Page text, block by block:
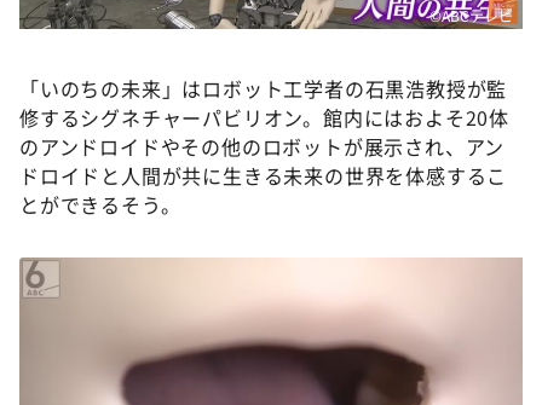
©ABCテレビ
「いのちの未来」はロボット工学者の石黒浩教授が監
修するシグネチャーパビリオン。館内にはおよそ20体
のアンドロイドやその他のロボットが展示され、アン
ドロイドと人間が共に生きる未来の世界を体感するこ
とができるそう。